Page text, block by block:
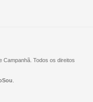
Campanhã. Todos os direitos